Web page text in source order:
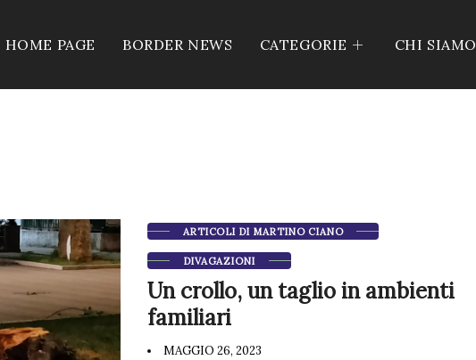
HOME PAGE BORDER NEWS CATEGORIE CHI SIAMO
ARTICOLI DI MARTINO CIANO
DIVAGAZIONI
Un crollo, un taglio in ambienti
familiari
MAGGIO 26, 2023